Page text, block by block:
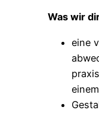
Was wir
eine